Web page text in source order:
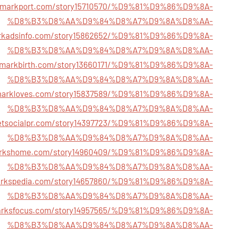
story15710570/%D9%81%D9%86%D9%8A-
%D8%B3%D8%AA%D9%84%D8%A7%D9%8A%D8%AA-
story15862652/%D9%81%D9%86%D9%8A-
%D8%B3%D8%AA%D9%84%D8%A7%D9%8A%D8%AA-
story13660171/%D9%81%D9%86%D9%8A-
%D8%B3%D8%AA%D9%84%D8%A7%D9%8A%D8%AA-
story15837589/%D9%81%D9%86%D9%8A-
%D8%B3%D8%AA%D9%84%D8%A7%D9%8A%D8%AA-
story14397723/%D9%81%D9%86%D9%8A-
%D8%B3%D8%AA%D9%84%D8%A7%D9%8A%D8%AA-
story14960409/%D9%81%D9%86%D9%8A-
%D8%B3%D8%AA%D9%84%D8%A7%D9%8A%D8%AA-
story14657860/%D9%81%D9%86%D9%8A-
%D8%B3%D8%AA%D9%84%D8%A7%D9%8A%D8%AA-
story14957565/%D9%81%D9%86%D9%8A-
%D8%B3%D8%AA%D9%84%D8%A7%D9%8A%D8%AA-